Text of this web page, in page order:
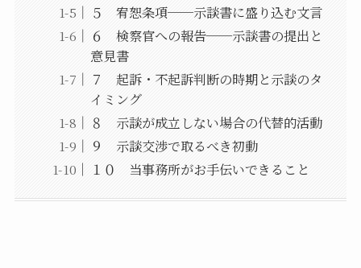
５ 宥恕条項──示談書に盛り込む文言
６ 検察官への報告──示談書の提出と
意見書
７ 起訴・不起訴判断の時期と示談のタ
イミング
８ 示談が成立しない場合の代替的活動
９ 示談交渉で取るべき初動
１０ 当事務所がお手伝いできること